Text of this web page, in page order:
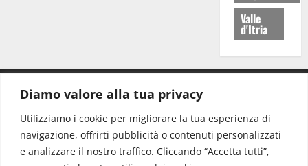
Diamo valore alla tua privacy
Utilizziamo i cookie per migliorare la tua esperienza di
navigazione, offrirti pubblicità o contenuti personalizzati
e analizzare il nostro traffico. Cliccando “Accetta tutti”,
Valle
d'Itria
Redazione: redazione@www.martinasera.it
Direttore:direttore@www.martinasera.it